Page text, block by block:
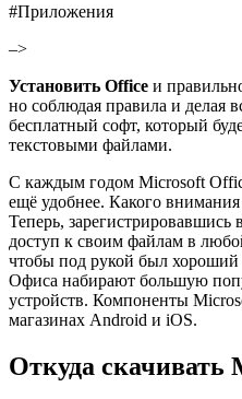
#Приложения
–>
Установить Office и
но соблюдая правила и делая
бесплатный софт, который
текстовыми файлами.
С каждым годом Microsoft
ещё удобнее. Какого
Теперь, зарегистрировавшись
доступ к своим файлам в
чтобы под рукой был
Офиса набирают большую
устройств. Компоненты
магазинах Android и iOS.
Откуда скачивать